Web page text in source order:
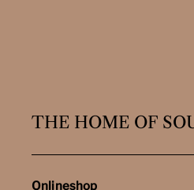
THE HOME OF
Onlineshop